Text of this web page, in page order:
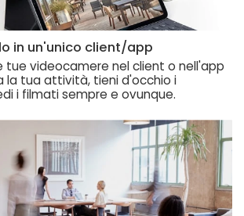
in un'unico client/app
videocamere nel client o nell'app
la tua attività, tieni d'occhio i
i filmati sempre e ovunque.